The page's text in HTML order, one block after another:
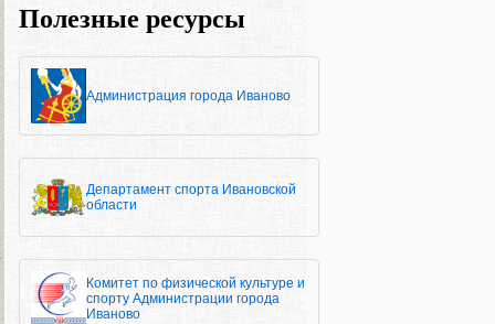
Полезные ресурсы
Администрация города Иваново
Департамент спорта Ивановской
области
Комитет по физической культуре и
спорту Администрации города
Иваново